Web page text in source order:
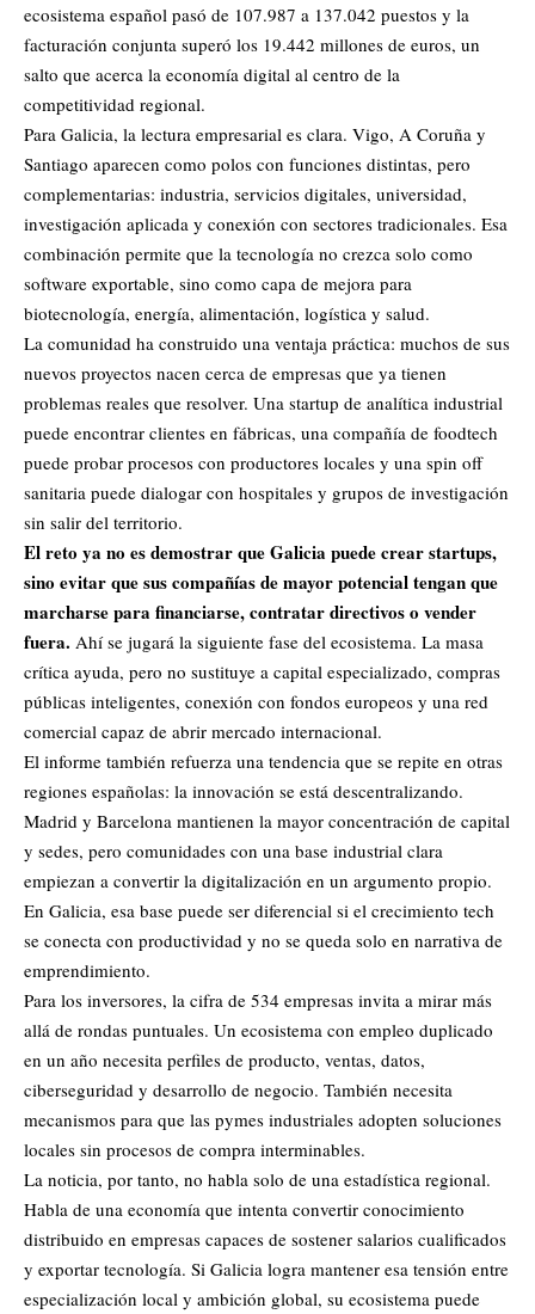
ecosistema español pasó de 107.987 a 137.042 puestos y la
facturación conjunta superó los 19.442 millones de euros, un
salto que acerca la economía digital al centro de la
competitividad regional.
Para Galicia, la lectura empresarial es clara. Vigo, A Coruña y
Santiago aparecen como polos con funciones distintas, pero
complementarias: industria, servicios digitales, universidad,
investigación aplicada y conexión con sectores tradicionales. Esa
combinación permite que la tecnología no crezca solo como
software exportable, sino como capa de mejora para
biotecnología, energía, alimentación, logística y salud.
La comunidad ha construido una ventaja práctica: muchos de sus
nuevos proyectos nacen cerca de empresas que ya tienen
problemas reales que resolver. Una startup de analítica industrial
puede encontrar clientes en fábricas, una compañía de foodtech
puede probar procesos con productores locales y una spin off
sanitaria puede dialogar con hospitales y grupos de investigación
sin salir del territorio.
El reto ya no es demostrar que Galicia puede crear startups,
sino evitar que sus compañías de mayor potencial tengan que
marcharse para financiarse, contratar directivos o vender
fuera. Ahí se jugará la siguiente fase del ecosistema. La masa
crítica ayuda, pero no sustituye a capital especializado, compras
públicas inteligentes, conexión con fondos europeos y una red
comercial capaz de abrir mercado internacional.
El informe también refuerza una tendencia que se repite en otras
regiones españolas: la innovación se está descentralizando.
Madrid y Barcelona mantienen la mayor concentración de capital
y sedes, pero comunidades con una base industrial clara
empiezan a convertir la digitalización en un argumento propio.
En Galicia, esa base puede ser diferencial si el crecimiento tech
se conecta con productividad y no se queda solo en narrativa de
emprendimiento.
Para los inversores, la cifra de 534 empresas invita a mirar más
allá de rondas puntuales. Un ecosistema con empleo duplicado
en un año necesita perfiles de producto, ventas, datos,
ciberseguridad y desarrollo de negocio. También necesita
mecanismos para que las pymes industriales adopten soluciones
locales sin procesos de compra interminables.
La noticia, por tanto, no habla solo de una estadística regional.
Habla de una economía que intenta convertir conocimiento
distribuido en empresas capaces de sostener salarios cualificados
y exportar tecnología. Si Galicia logra mantener esa tensión entre
especialización local y ambición global, su ecosistema puede